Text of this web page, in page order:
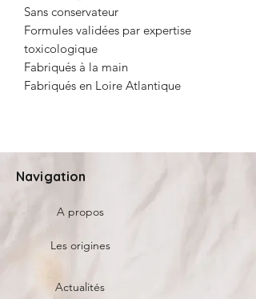
Sans conservateur
Formules validées par expertise
toxicologique
Fabriqués à la main
Fabriqués en Loire Atlantique
Navigation
A propos
Les origines
Actualités